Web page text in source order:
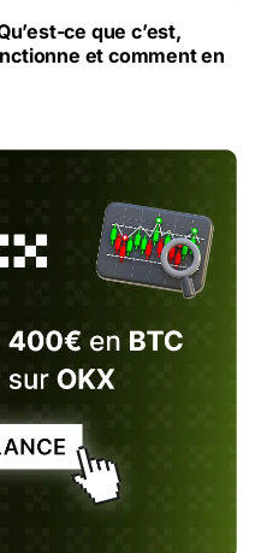
ce que c’est,
et comment en